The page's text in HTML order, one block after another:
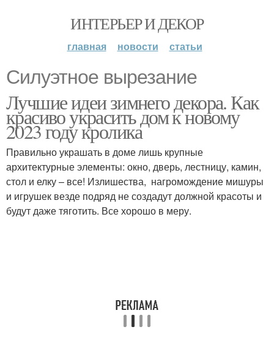
ИНТЕРЬЕР И ДЕКОР
главная новости статьи
Силуэтное вырезание
Лучшие идеи зимнего декора. Как
красиво украсить дом к новому
2023 году кролика
Правильно украшать в доме лишь крупные
архитектурные элементы: окно, дверь, лестницу, камин,
стол и елку – все! Излишества, нагромождение мишуры
и игрушек везде подряд не создадут должной красоты и
будут даже тяготить. Все хорошо в меру.